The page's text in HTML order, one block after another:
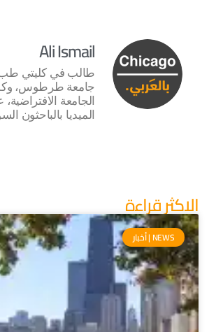
Ali Ismail
طالب في كليتي طب
جامعة طرطوس،
الجامعة
الميديا بالباحثون
الاكثر قراءة
NEWS | أخبار